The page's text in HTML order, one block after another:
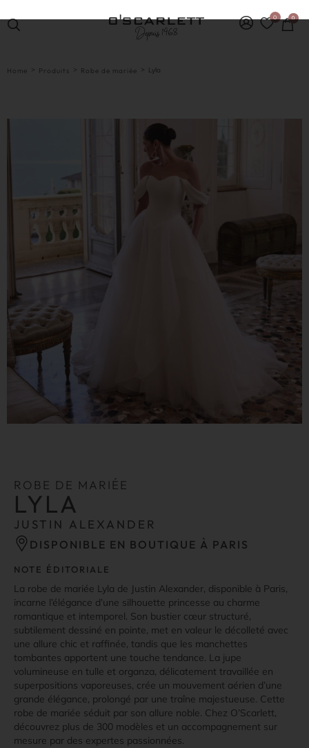
0 0
Home > Produits > Robe de mariée > Lyla
ROBE DE MARIÉE
LYLA
JUSTIN ALEXANDER
DISPONIBLE EN BOUTIQUE À PARIS
NOTE ÉDITORIALE
La robe de mariée Lyla de Justin Alexander, disponible à Paris,
incarne l’élégance d’une silhouette princesse au charme
romantique et intemporel. Son bustier cœur structuré,
subtilement dessiné en pointe, met en valeur le décolleté avec
une allure chic et raffinée, tandis que les manchettes
tombantes apportent une touche tendance. La jupe
volumineuse en tulle et organza, délicatement travaillée en
superpositions vaporeuses, crée un mouvement aérien d’une
grande élégance, prolongé par une traîne majestueuse. Cette
robe de mariée séduit par son allure noble. Chez O’Scarlett,
découvrez plus de 300 modèles et un accompagnement sur
mesure par des expertes passionnées.